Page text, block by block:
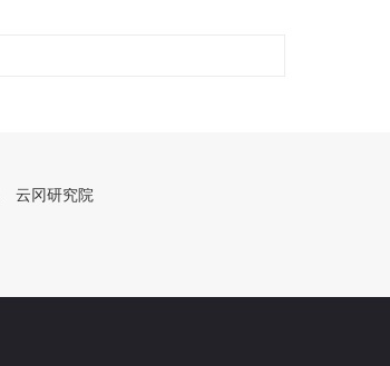
云冈研究院